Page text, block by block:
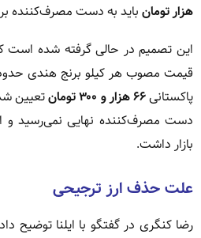
هزار تومان باید به دست مصرف‌کننده
این تصمیم در حالی گرفته شده است
قیمت مصوب هر کیلو برنج هندی
پاکستانی۶۶ هزار و ۳۰۰ تومان
تعیین
دست مصرف‌کننده نهایی نمی‌رسید و
بازار داشت.
علت حذف ارز ترجیحی
رضا کنگری در گفتگو با ایلنا توضیح